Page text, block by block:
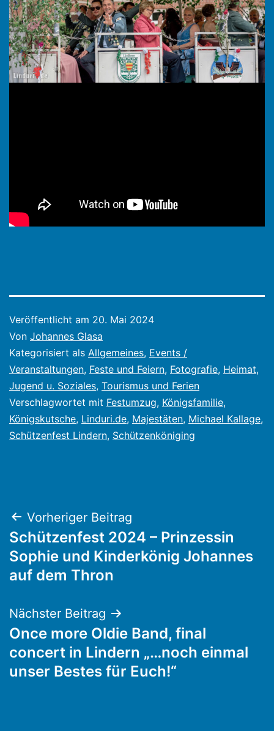
Veröffentlicht am 20. Mai 2024
Von Johannes Glasa
Kategorisiert als Allgemeines, Events /
Veranstaltungen, Feste und Feiern, Fotografie, Heimat,
Jugend u. Soziales, Tourismus und Ferien
Verschlagwortet mit Festumzug, Königsfamilie,
Königskutsche, Linduri.de, Majestäten, Michael Kallage,
Schützenfest Lindern, Schützenköniging
Beitragsnavigation
Vorheriger Beitrag
Schützenfest 2024 – Prinzessin
Sophie und Kinderkönig Johannes
auf dem Thron
Nächster Beitrag
Once more Oldie Band, final
concert in Lindern „…noch einmal
unser Bestes für Euch!“